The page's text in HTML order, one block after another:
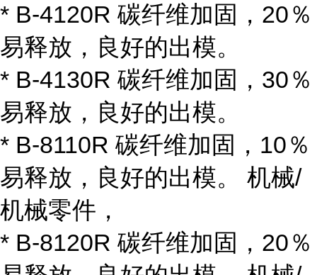
* B-4120R 碳纤维加固，20％
易释放，良好的出模。
* B-4130R 碳纤维加固，30％
易释放，良好的出模。
* B-8110R 碳纤维加固，10％
易释放，良好的出模。 机械/
机械零件，
* B-8120R 碳纤维加固，20％